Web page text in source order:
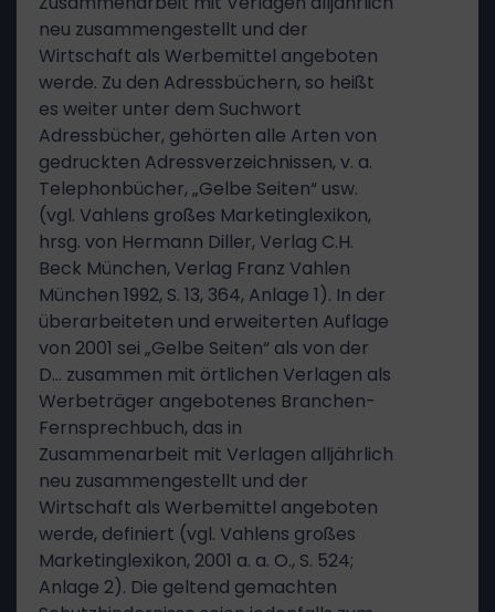
neu zusammengestellt und der
Wirtschaft als Werbemittel angeboten
werde. Zu den Adressbüchern, so heißt
es weiter unter dem Suchwort
Adressbücher, gehörten alle Arten von
gedruckten Adressverzeichnissen, v. a.
Telephonbücher, „Gelbe Seiten“ usw.
(vgl. Vahlens großes Marketinglexikon,
hrsg. von Hermann Diller, Verlag C.H.
Beck München, Verlag Franz Vahlen
München 1992, S. 13, 364, Anlage 1). In der
überarbeiteten und erweiterten Auflage
von 2001 sei „Gelbe Seiten“ als von der
D… zusammen mit örtlichen Verlagen als
Werbeträger angebotenes Branchen-
Fernsprechbuch, das in
Zusammenarbeit mit Verlagen alljährlich
neu zusammengestellt und der
Wirtschaft als Werbemittel angeboten
werde, definiert (vgl. Vahlens großes
Marketinglexikon, 2001 a. a. O., S. 524;
Anlage 2). Die geltend gemachten